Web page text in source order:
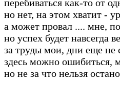
перебиваться как-то от
но нет, на этом хватит -
а может провал .... мне,
но успех будет навсегда
за труды мои, дни еще не
здесь можно ошибиться,
но не за что нельзя